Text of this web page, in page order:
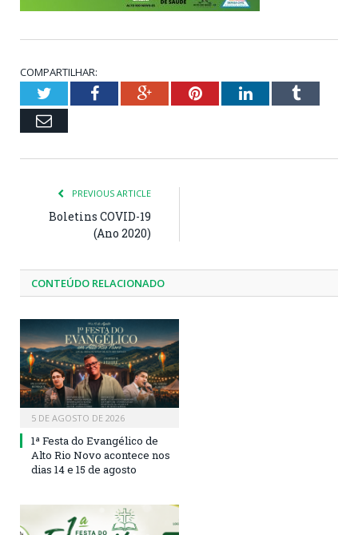
COMPARTILHAR:
TwitterFacebookGoogle+PinterestLinkedInTumblr
Email
PREVIOUS ARTICLE
Boletins COVID-19
(Ano 2020)
CONTEÚDO RELACIONADO
5 DE AGOSTO DE 2026
1ª Festa do Evangélico de
Alto Rio Novo acontece nos
dias 14 e 15 de agosto